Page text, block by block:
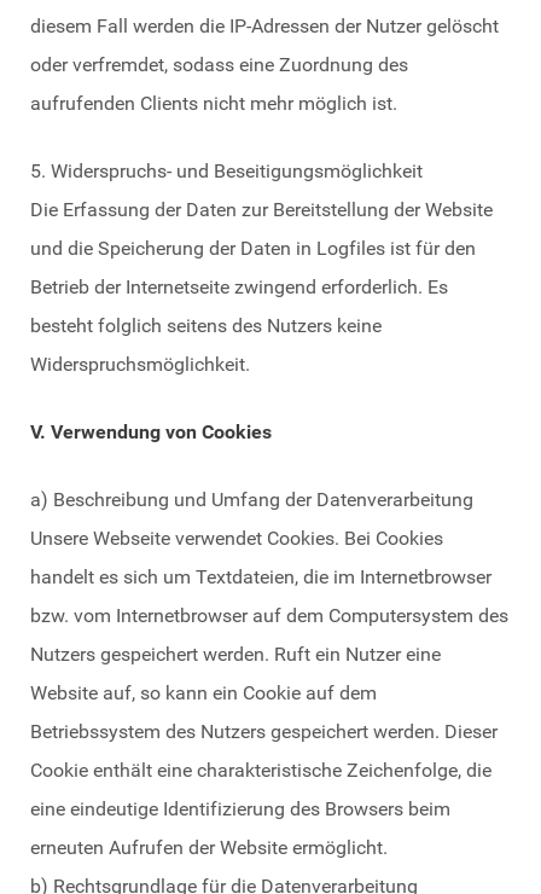
diesem Fall werden die IP-Adressen der Nutzer gelöscht
oder verfremdet, sodass eine Zuordnung des
aufrufenden Clients nicht mehr möglich ist.
5. Widerspruchs- und Beseitigungsmöglichkeit
Die Erfassung der Daten zur Bereitstellung der Website
und die Speicherung der Daten in Logfiles ist für den
Betrieb der Internetseite zwingend erforderlich. Es
besteht folglich seitens des Nutzers keine
Widerspruchsmöglichkeit.
V. Verwendung von Cookies
a) Beschreibung und Umfang der Datenverarbeitung
Unsere Webseite verwendet Cookies. Bei Cookies
handelt es sich um Textdateien, die im Internetbrowser
bzw. vom Internetbrowser auf dem Computersystem des
Nutzers gespeichert werden. Ruft ein Nutzer eine
Website auf, so kann ein Cookie auf dem
Betriebssystem des Nutzers gespeichert werden. Dieser
Cookie enthält eine charakteristische Zeichenfolge, die
eine eindeutige Identifizierung des Browsers beim
erneuten Aufrufen der Website ermöglicht.
b) Rechtsgrundlage für die Datenverarbeitung